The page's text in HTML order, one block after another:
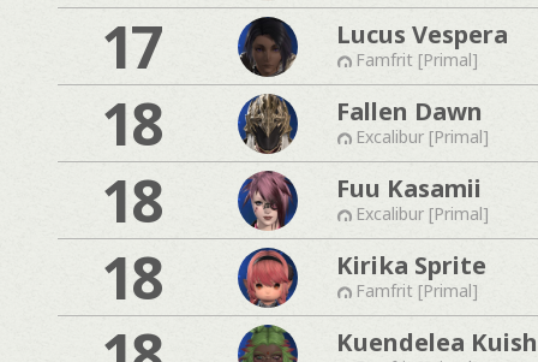
17 Lucus Vespera
Famfrit [Primal]
18 Fallen Dawn
Excalibur [Primal]
18 Fuu Kasamii
Excalibur [Primal]
18 Kirika Sprite
Famfrit [Primal]
Kuendelea